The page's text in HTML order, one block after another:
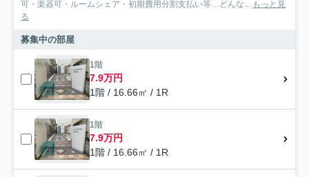
可・楽器可・ルームシェア・初期費用分割支払い等…どんな... もっと見
る
募集中の部屋
1階
7.9万円
1階 / 16.66㎡ / 1R
1階
7.9万円
1階 / 16.66㎡ / 1R